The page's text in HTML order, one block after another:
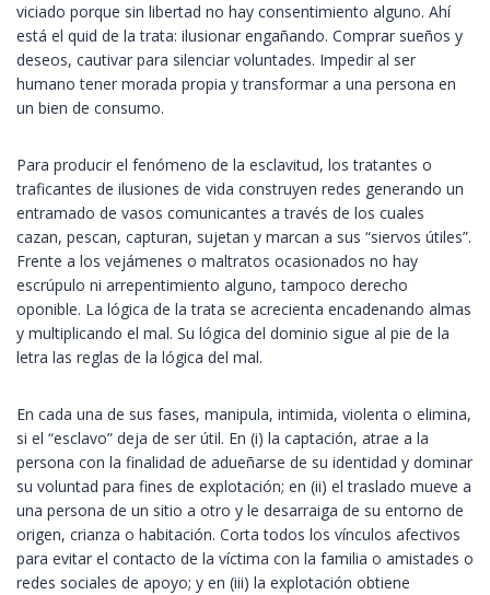
viciado porque sin libertad no hay consentimiento alguno. Ahí
está el quid de la trata: ilusionar engañando. Comprar sueños y
deseos, cautivar para silenciar voluntades. Impedir al ser
humano tener morada propia y transformar a una persona en
un bien de consumo.
Para producir el fenómeno de la esclavitud, los tratantes o
traficantes de ilusiones de vida construyen redes generando un
entramado de vasos comunicantes a través de los cuales
cazan, pescan, capturan, sujetan y marcan a sus “siervos útiles”.
Frente a los vejámenes o maltratos ocasionados no hay
escrúpulo ni arrepentimiento alguno, tampoco derecho
oponible. La lógica de la trata se acrecienta encadenando almas
y multiplicando el mal. Su lógica del dominio sigue al pie de la
letra las reglas de la lógica del mal.
En cada una de sus fases, manipula, intimida, violenta o elimina,
si el “esclavo” deja de ser útil. En (i) la captación, atrae a la
persona con la finalidad de adueñarse de su identidad y dominar
su voluntad para fines de explotación; en (ii) el traslado mueve a
una persona de un sitio a otro y le desarraiga de su entorno de
origen, crianza o habitación. Corta todos los vínculos afectivos
para evitar el contacto de la víctima con la familia o amistades o
redes sociales de apoyo; y en (iii) la explotación obtiene